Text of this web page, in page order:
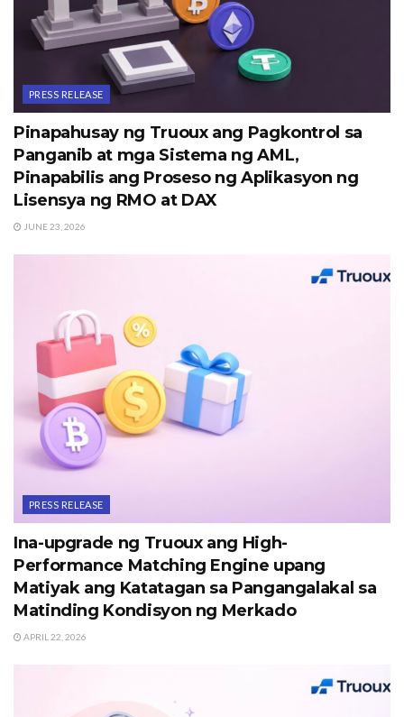
PRESS RELEASE
Pinapahusay ng Truoux ang Pagkontrol sa
Panganib at mga Sistema ng AML,
Pinapabilis ang Proseso ng Aplikasyon ng
Lisensya ng RMO at DAX
JUNE 23, 2026
PRESS RELEASE
Ina-upgrade ng Truoux ang High-
Performance Matching Engine upang
Matiyak ang Katatagan sa Pangangalakal sa
Matinding Kondisyon ng Merkado
APRIL 22, 2026